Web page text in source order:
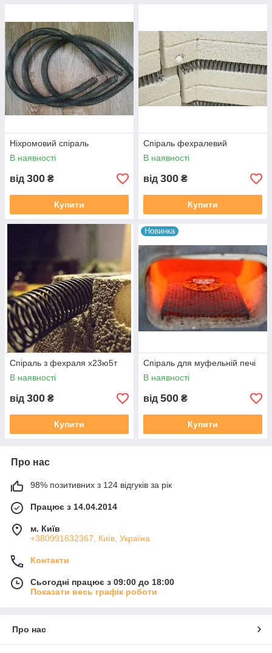
Ніхромовий спіраль
В наявності
від 300 ₴
Купити
Спіраль фехралевий
В наявності
від 300 ₴
Купити
Спіраль з фехраля х23ю5т
В наявності
від 300 ₴
Купити
Новинка
Спіраль для муфельній печі
В наявності
від 500 ₴
Купити
Про нас
98% позитивних з 124 відгуків за рік
Працює з 14.04.2014
м. Київ
+380991632367, Київ, Україна
Контакти
Сьогодні працює з 09:00 до 18:00
Показати весь графік роботи
Про нас